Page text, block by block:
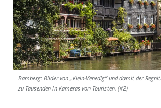
Bamberg: Bilder von „Klein-Venedig“ und damit der
zu Tausenden in Kameras von Touristen. (#2)